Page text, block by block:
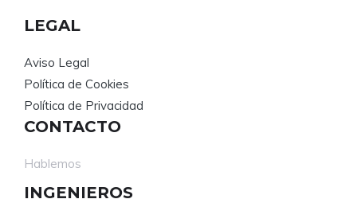
LEGAL
Aviso Legal
Política de Cookies
Política de Privacidad
CONTACTO
Hablemos
INGENIEROS